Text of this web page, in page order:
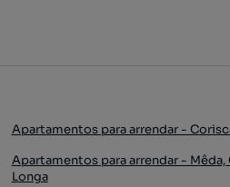
Apartamentos para arrendar -
Apartamentos para arrendar -
Longa